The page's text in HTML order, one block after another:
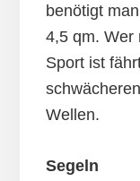
benötigt
4,5 qm. Wer
Sport ist
Wellen.
Segeln